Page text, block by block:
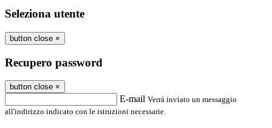
Seleziona utente
button close ×
Recupero password
button close ×
E-mail Verrà inviato un messaggio
all'indirizzo indicato con le istruzioni necessarie.